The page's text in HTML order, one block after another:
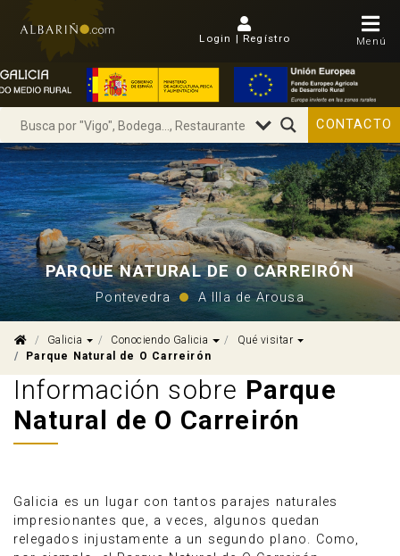
Login | Regístro Menú
CONTACTO
PARQUE NATURAL DE O CARREIRÓN
Pontevedra A Illa de Arousa
Galicia Dropdown
Conociendo Galicia Dropdown
Qué visitar Dropdown
Parque Natural de O Carreirón
Información sobre Parque
Natural de O Carreirón
Galicia es un lugar con tantos parajes naturales
impresionantes que, a veces, algunos quedan
relegados injustamente a un segundo plano. Como,